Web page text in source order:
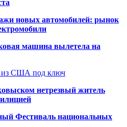
новых автомобилей: рынок
машина вылетела на
из США под ключ
нетрезвый житель
Фестиваль национальных